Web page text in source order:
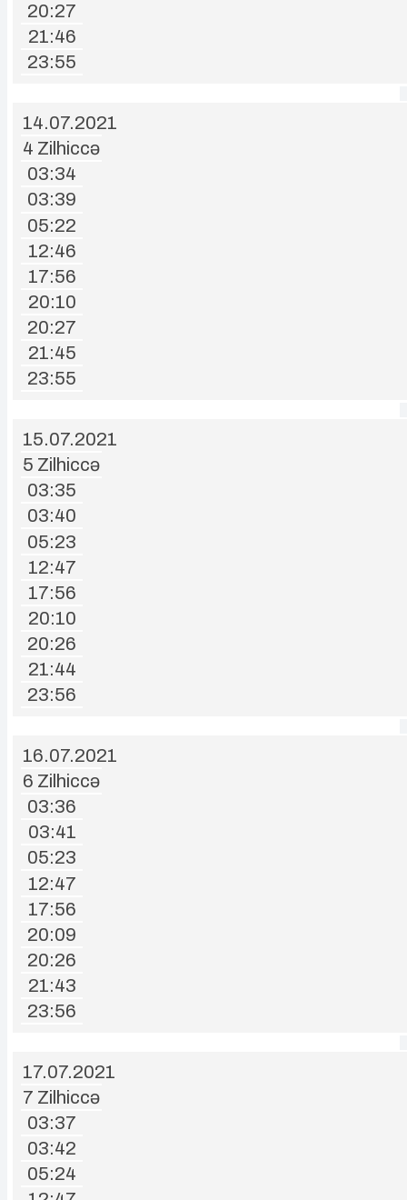
20:27
21:46
23:55
14.07.2021
4 Zilhiccə
03:34
03:39
05:22
12:46
17:56
20:10
20:27
21:45
23:55
15.07.2021
5 Zilhiccə
03:35
03:40
05:23
12:47
17:56
20:10
20:26
21:44
23:56
16.07.2021
6 Zilhiccə
03:36
03:41
05:23
12:47
17:56
20:09
20:26
21:43
23:56
17.07.2021
7 Zilhiccə
03:37
03:42
05:24